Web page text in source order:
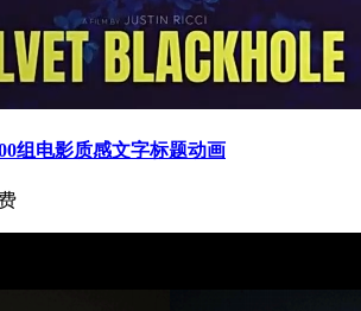
组电影质感文字标题动画